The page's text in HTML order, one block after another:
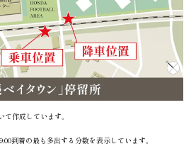
作成しています。
到着の最も多出する分数を表示しています。